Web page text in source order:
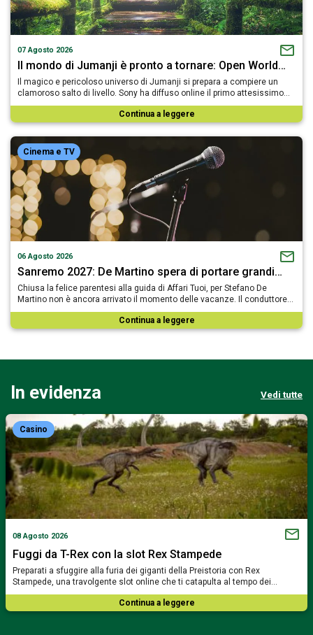
07 Agosto 2026
Il mondo di Jumanji è pronto a tornare: Open World…
Il magico e pericoloso universo di Jumanji si prepara a compiere un
clamoroso salto di livello. Sony ha diffuso online il primo attesissimo…
Continua a leggere
Cinema e TV
06 Agosto 2026
Sanremo 2027: De Martino spera di portare grandi…
Chiusa la felice parentesi alla guida di Affari Tuoi, per Stefano De
Martino non è ancora arrivato il momento delle vacanze. Il conduttore…
Continua a leggere
In evidenza Vedi tutte
Casino
08 Agosto 2026
Fuggi da T-Rex con la slot Rex Stampede
Preparati a sfuggire alla furia dei giganti della Preistoria con Rex
Stampede, una travolgente slot online che ti catapulta al tempo dei…
Continua a leggere